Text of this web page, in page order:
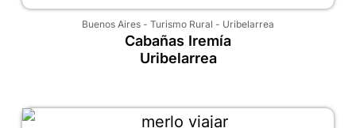
Buenos Aires - Turismo Rural - Uribelarrea
Cabañas Iremía
Uribelarrea